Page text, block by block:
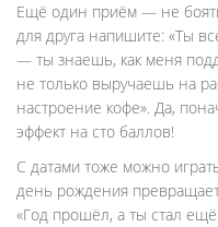
Ещё один приём — не
для друга напишите: «Ты
— ты знаешь, как меня
не только выручаешь на
настроение кофе». Да,
эффект на сто баллов!
С датами тоже можно
день рождения
«Год прошёл, а ты стал